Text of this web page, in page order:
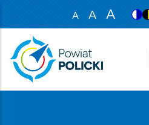
A
Set font size to
A
A